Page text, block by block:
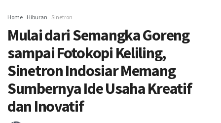
Home Hiburan Sinetron
Mulai dari Semangka Goreng
sampai Fotokopi Keliling,
Sinetron Indosiar Memang
Sumbernya Ide Usaha Kreatif
dan Inovatif